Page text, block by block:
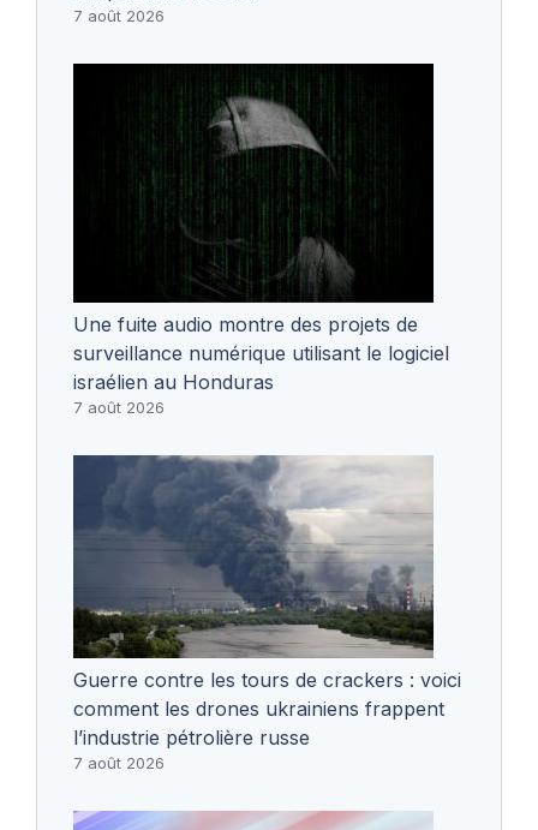
7 août 2026
Une fuite audio montre des projets de
surveillance numérique utilisant le logiciel
israélien au Honduras
7 août 2026
Guerre contre les tours de crackers : voici
comment les drones ukrainiens frappent
l’industrie pétrolière russe
7 août 2026